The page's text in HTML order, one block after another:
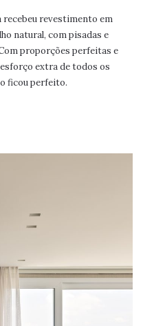
recebeu revestimento em
natural, com pisadas e
proporções perfeitas e
extra de todos os
ficou perfeito.